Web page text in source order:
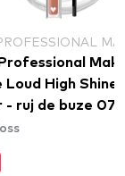
Loud High Shine
Citizen